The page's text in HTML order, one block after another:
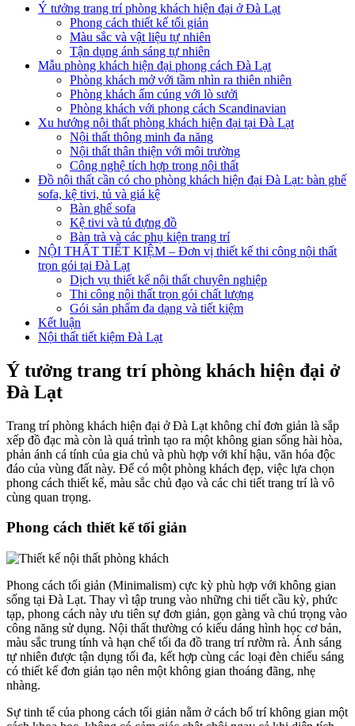
Ý tưởng trang trí phòng khách hiện đại ở Đà Lạt
Phong cách thiết kế tối giản
Màu sắc và vật liệu tự nhiên
Tận dụng ánh sáng tự nhiên
Mẫu phòng khách hiện đại phong cách Đà Lạt
Phòng khách mở với tầm nhìn ra thiên nhiên
Phòng khách ấm cúng với lò sưởi
Phòng khách với phong cách Scandinavian
Xu hướng nội thất phòng khách hiện đại tại Đà Lạt
Nội thất thông minh đa năng
Nội thất thân thiện với môi trường
Công nghệ tích hợp trong nội thất
Đồ nội thất cần có cho phòng khách hiện đại Đà Lạt: bàn ghế
sofa, kệ tivi, tủ và giá kệ
Bàn ghế sofa
Kệ tivi và tủ đựng đồ
Bàn trà và các phụ kiện trang trí
NỘI THẤT TIẾT KIỆM – Đơn vị thiết kế thi công nội thất
trọn gói tại Đà Lạt
Dịch vụ thiết kế nội thất chuyên nghiệp
Thi công nội thất trọn gói chất lượng
Gói sản phẩm đa dạng và tiết kiệm
Kết luận
Nội thất tiết kiệm Đà Lạt
Ý tưởng trang trí phòng khách hiện đại ở
Đà Lạt
Trang trí phòng khách hiện đại ở Đà Lạt không chỉ đơn giản là sắp
xếp đồ đạc mà còn là quá trình tạo ra một không gian sống hài hòa,
phản ánh cá tính của gia chủ và phù hợp với khí hậu, văn hóa độc
đáo của vùng đất này. Để có một phòng khách đẹp, việc lựa chọn
phong cách thiết kế, màu sắc chủ đạo và các chi tiết trang trí là vô
cùng quan trọng.
Phong cách thiết kế tối giản
Phong cách tối giản (Minimalism) cực kỳ phù hợp với không gian
sống tại Đà Lạt. Thay vì tập trung vào những chi tiết cầu kỳ, phức
tạp, phong cách này ưu tiên sự đơn giản, gọn gàng và chú trọng vào
công năng sử dụng. Nội thất thường có kiểu dáng hình học cơ bản,
màu sắc trung tính và hạn chế tối đa đồ trang trí rườm rà. Ánh sáng
tự nhiên được tận dụng tối đa, kết hợp cùng các loại đèn chiếu sáng
có thiết kế đơn giản tạo nên một không gian thoáng đãng, nhẹ
nhàng.
Sự tinh tế của phong cách tối giản nằm ở cách bố trí không gian một